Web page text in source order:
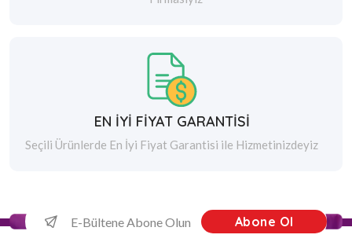
EN İYİ FİYAT GARANTİSİ
Seçili Ürünlerde En İyi Fiyat Garantisi ile Hizmetinizdeyiz
Abone Ol